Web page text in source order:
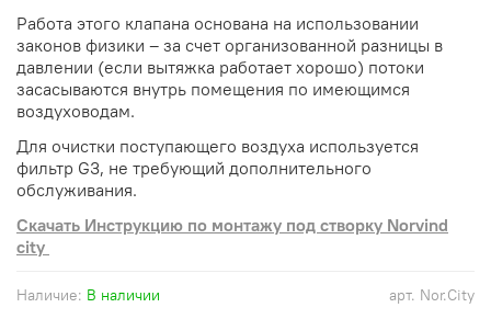
арт. Nor.City
Наличие: В наличии
Работа этого клапана основана на использовании
законов физики – за счет организованной разницы в
давлении (если вытяжка работает хорошо) потоки
засасываются внутрь помещения по имеющимся
воздуховодам.
Для очистки поступающего воздуха используется
фильтр G3, не требующий дополнительного
обслуживания.
Скачать Инструкцию по монтажу под створку Norvind
city